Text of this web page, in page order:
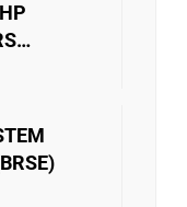
にはそれも誇り
会保険、医療保
険契約も考慮さ
あります。 ・文
・技術研究の教科
あります。